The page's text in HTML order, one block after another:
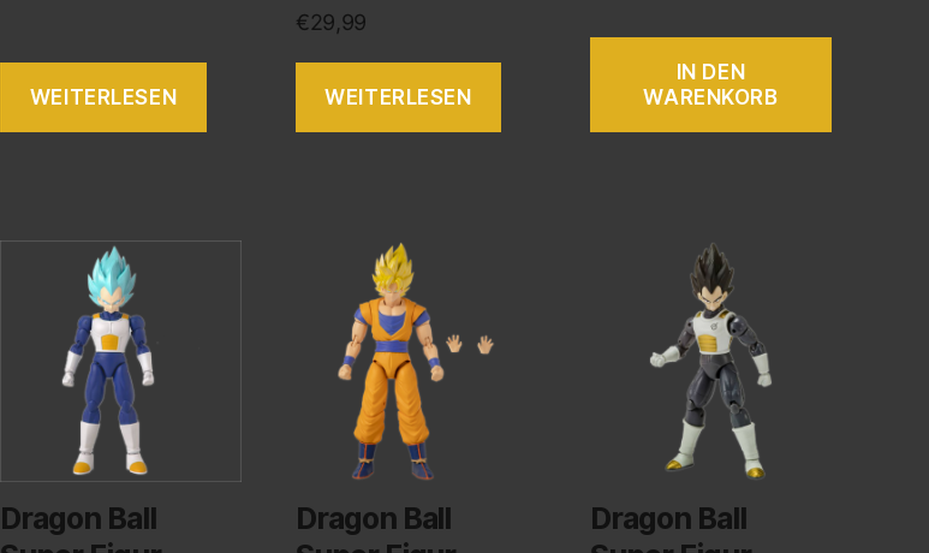
WEITERLESEN
€29,99
WEITERLESEN
IN DEN
WARENKORB
Dragon Ball
Dragon Ball
Dragon Ball